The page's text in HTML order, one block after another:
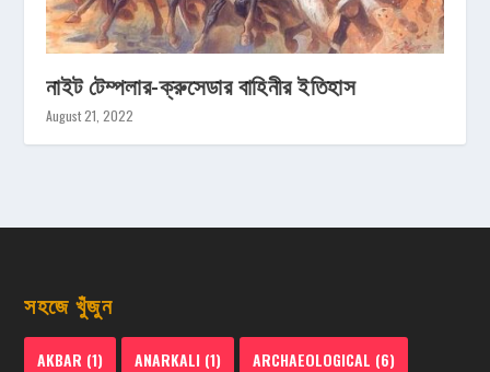
নাইট টেম্পলার-ক্রুসেডার বাহিনীর ইতিহাস
August 21, 2022
সহজে খুঁজুন
AKBAR (1) ANARKALI (1) ARCHAEOLOGICAL (6)